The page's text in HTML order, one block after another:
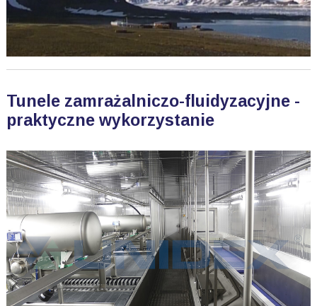
Tunele zamrażalniczo-fluidyzacyjne -
praktyczne wykorzystanie